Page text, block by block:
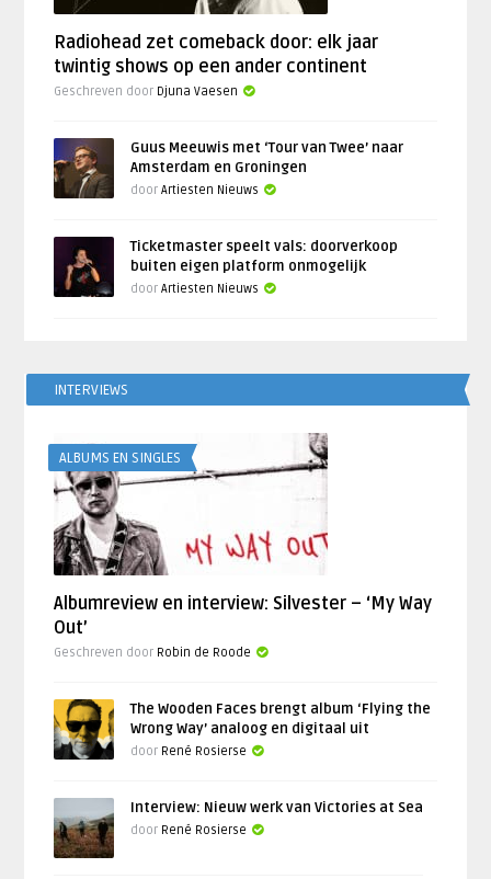
Radiohead zet comeback door: elk jaar
twintig shows op een ander continent
Geschreven door Djuna Vaesen
Guus Meeuwis met ‘Tour van Twee’ naar
Amsterdam en Groningen
doorArtiesten Nieuws
Ticketmaster speelt vals: doorverkoop
buiten eigen platform onmogelijk
doorArtiesten Nieuws
INTERVIEWS
ALBUMS EN SINGLES
Albumreview en interview: Silvester – ‘My Way
Out’
Geschreven door Robin de Roode
The Wooden Faces brengt album ‘Flying the
Wrong Way’ analoog en digitaal uit
door René Rosierse
Interview: Nieuw werk van Victories at Sea
door René Rosierse